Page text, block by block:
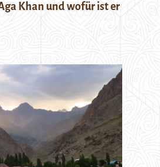
Khan und wofür ist er